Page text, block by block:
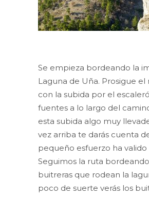
Se empieza bordeando la
Laguna de Uña. Prosigue el
con la subida por el
fuentes a lo largo del
esta subida algo muy
vez arriba te darás cuenta
pequeño esfuerzo ha valido
Seguimos la ruta
buitreras que rodean la
poco de suerte verás los